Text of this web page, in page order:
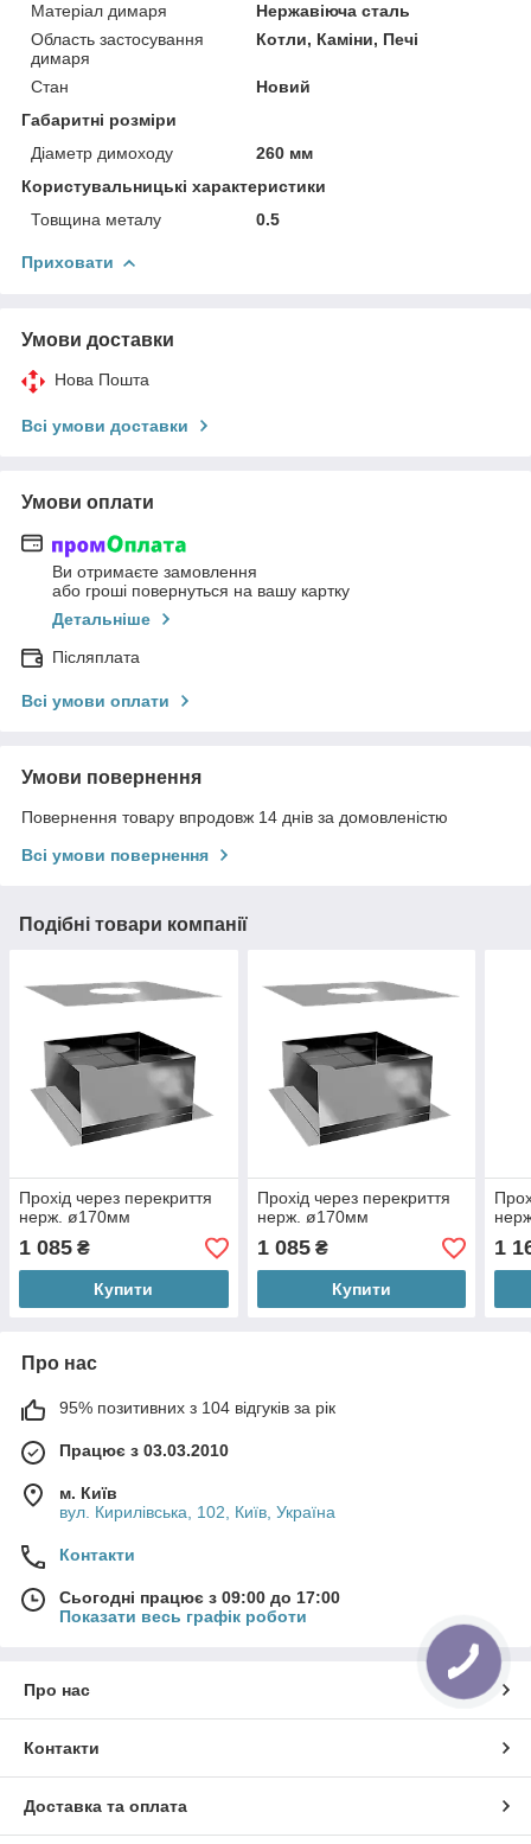
Матеріал димаря
Нержавіюча сталь
Область застосування
димаря
Котли, Каміни, Печі
Стан
Новий
Габаритні розміри
Діаметр димоходу
260 мм
Користувальницькі характеристики
Товщина металу
0.5
Приховати
Умови доставки
Нова Пошта
Всі умови доставки
Умови оплати
Ви отримаєте замовлення
або гроші повернуться на вашу картку
Детальніше
Післяплата
Всі умови оплати
Умови повернення
Повернення товару впродовж 14 днів за домовленістю
Всі умови повернення
Подібні товари компанії
Прохід через перекриття
нерж. ø170мм
1 085 ₴
Купити
Прохід через перекриття
нерж. ø170мм
1 085₴
Купити
1
Про нас
95% позитивних з 104 відгуків за рік
Працює з 03.03.2010
м. Київ
вул. Кирилівська, 102, Київ, Україна
Контакти
Сьогодні працює з 09:00 до 17:00
Показати весь графік роботи
Про нас
Контакти
Доставка та оплата